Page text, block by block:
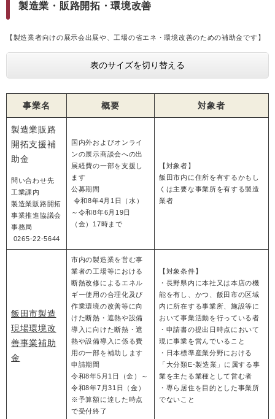
製造業・販路開拓・環境改善
【製造業者向けの展示会出展や、工場の省エネ・環境改善のための補助金です】
表のサイズを切り替える
事業名 概要 対象者
製造業販路
開拓支援補
助金
問い合わせ先
工業課内
製造業販路開拓
事業推進協議会
事務局
0265-22-5644
国内外およびオンライ
ンの展示商談会への出
展経費の一部を支援し
ます
公募期間
令和8年4月1日（水）
～令和8年6月19日
（金）17時まで
【対象者】
飯田市内に住所を有するかもし
くは主要な事業所を有する製造
業者
飯田市製造
現場環境改
善事業補助
金
市内の製造業を営む事
業者の工場等における
断熱改修によるエネル
ギー使用の合理化及び
作業環境の改善等に向
けた断熱・遮熱や設備
導入に向けた断熱・遮
熱や設備導入に係る費
用の一部を補助します
申請期間
令和8年5月1日（金）～
令和8年7月31日（金）
※予算額に達した時点
で受付終了
【対象条件】
・長野県内に本社又は本店の機
能を有し、かつ、飯田市の区域
内に所在する事業所、施設等に
おいて事業活動を行っている者
・申請書の提出日時点において
現に事業を営んでいること
・日本標準産業分野における
「大分類E-製造業」に属する事
業を主たる業種として営む者
・専ら居住を目的とした事業所
でないこと